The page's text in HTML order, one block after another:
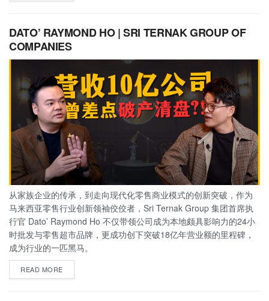
DATO’ RAYMOND HO | SRI TERNAK GROUP OF
COMPANIES
从家族企业的传承，到走向现代化零售商业模式的创新突破，作为
马来西亚零售行业创新领袖佼佼者，Sri Ternak Group 集团首席执
行官 Dato’ Raymond Ho 不仅带领公司成为本地颇具影响力的24小
时批发与零售超市品牌，更成功创下突破18亿年营业额的里程碑，
成为行业的一匹黑马。
READ MORE